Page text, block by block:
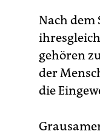
Nach dem
gehören
der
die